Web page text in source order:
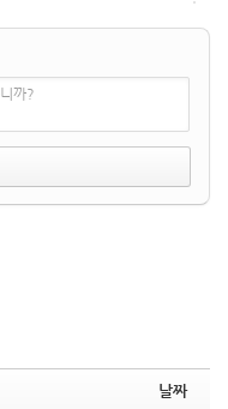
까?
날짜